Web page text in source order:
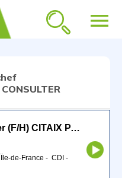
menu
Exploitant Transport Routier (F/H) CITAIX PARIS
de-France - CDI -